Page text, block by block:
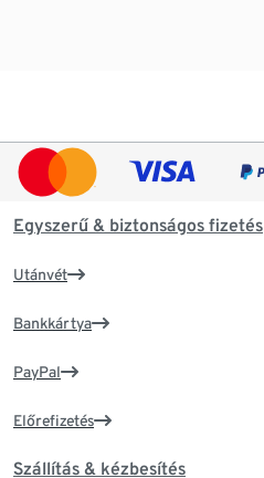
Egyszerű & biztonságos fizetés
Utánvét
Bankkártya
PayPal
Előrefizetés
Szállítás & kézbesítés